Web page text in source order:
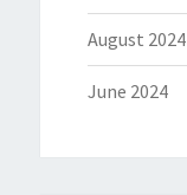
August 2024
June 2024